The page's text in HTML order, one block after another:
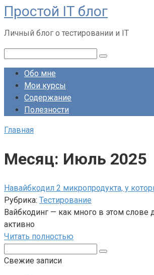
Перейти
к
контенту
Простой IT блог
Личный блог о тестировании и IT
Обо мне
Мои курсы
Содержание
Полезности
Главная
Месяц: Июль 2025
Навайбкодил 2 микропродукта, у
Рубрика: Тестирование
Вайбкодинг — как много в этом слове
активно
Читать полностью
Свежие записи